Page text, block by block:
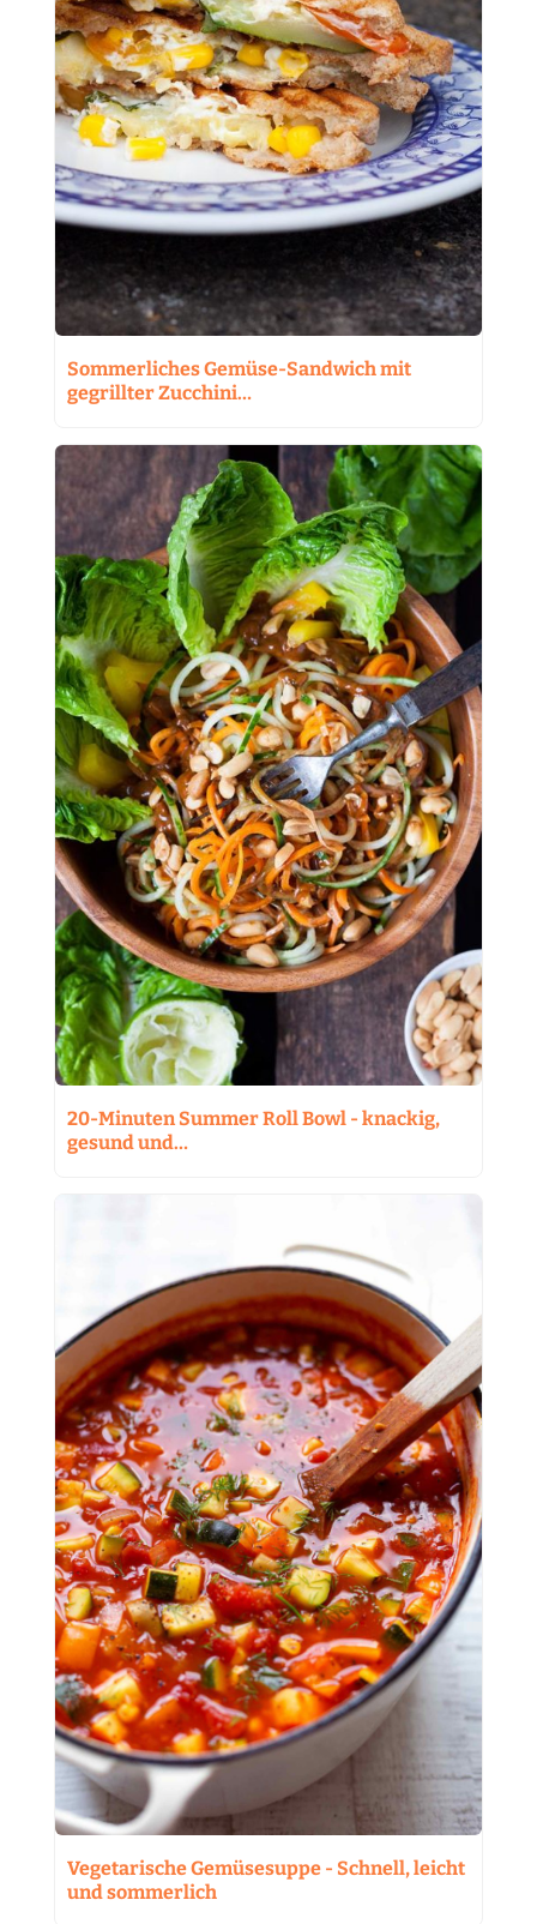
Sommerliches Gemüse-Sandwich mit
gegrillter Zucchini…
20-Minuten Summer Roll Bowl - knackig,
gesund und…
Vegetarische Gemüsesuppe - Schnell, leicht
und sommerlich